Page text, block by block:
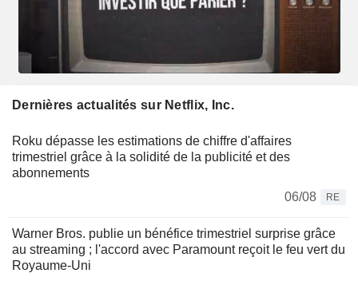
Dernières actualités sur Netflix, Inc.
Roku dépasse les estimations de chiffre d'affaires
trimestriel grâce à la solidité de la publicité et des
abonnements
06/08
RE
Warner Bros. publie un bénéfice trimestriel surprise grâce
au streaming ; l'accord avec Paramount reçoit le feu vert du
Royaume-Uni